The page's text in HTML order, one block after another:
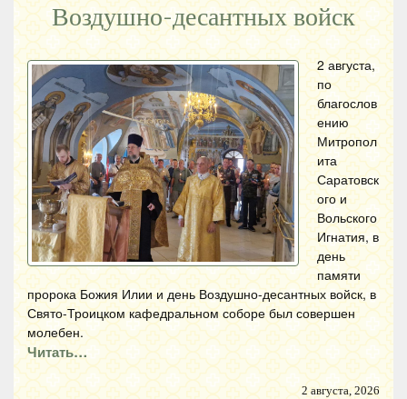
Воздушно-десантных войск
2 августа,
по
благослов
ению
Митропол
ита
Саратовск
ого и
Вольского
Игнатия, в
день
памяти
пророка Божия Илии и день Воздушно-десантных войск, в
Свято-Троицком кафедральном соборе был совершен
молебен.
Читать…
2 августа, 2026